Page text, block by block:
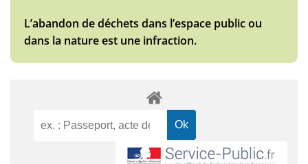
L’abandon de déchets dans l’espace public ou
dans la nature est une infraction.